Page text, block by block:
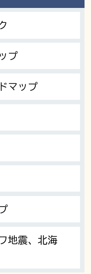
プ
マップ
地震、北海